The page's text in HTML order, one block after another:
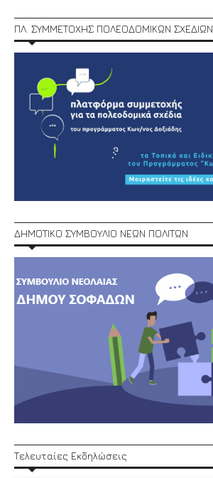
ΠΛ. ΣΥΜΜΕΤΟΧΗΣ ΠΟΛΕΟΔΟΜΙΚΩΝ ΣΧΕΔΙΩΝ
ΔΗΜΟΤΙΚΟ ΣΥΜΒΟΥΛΙΟ ΝΕΩΝ ΠΟΛΙΤΩΝ
Τελευταίες Εκδηλώσεις